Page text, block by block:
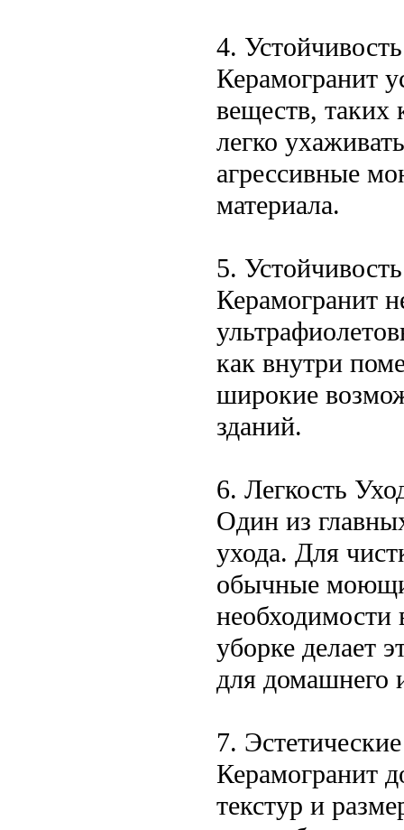
4.
Керамогранит
веществ, таких
легко
агрессивные
материала.
5.
Керамогранит
как внутри
широкие
зданий.
6. Легкость
Один из
ухода. Для
обычные
необходимости
уборке делает
для домашнего
7.
Керамогранит
текстур и